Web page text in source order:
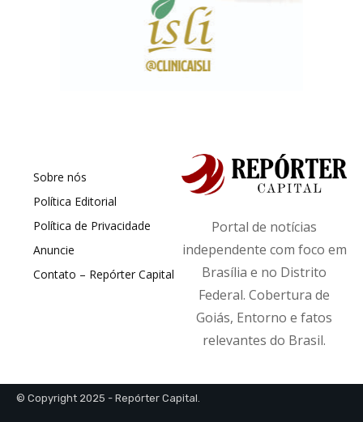
Sobre nós
Política Editorial
Política de Privacidade
Anuncie
Contato – Repórter Capital
Portal de notícias
independente com foco em
Brasília e no Distrito
Federal. Cobertura de
Goiás, Entorno e fatos
relevantes do Brasil.
© Copyright 2025 - Repórter Capital.